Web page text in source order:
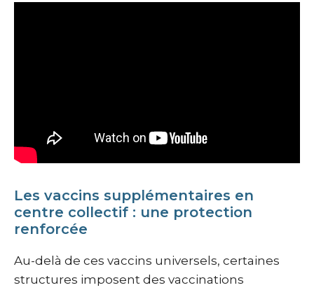
Les vaccins supplémentaires en
centre collectif : une protection
renforcée
Au-delà de ces vaccins universels, certaines
structures imposent des vaccinations